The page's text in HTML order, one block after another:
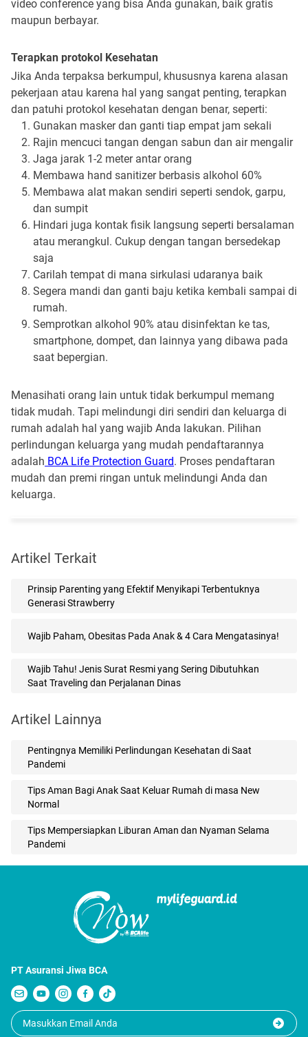
video conference yang bisa Anda gunakan, baik gratis
maupun berbayar.
Terapkan protokol Kesehatan
Jika Anda terpaksa berkumpul, khususnya karena alasan
pekerjaan atau karena hal yang sangat penting, terapkan
dan patuhi protokol kesehatan dengan benar, seperti:
Gunakan masker dan ganti tiap empat jam sekali
Rajin mencuci tangan dengan sabun dan air mengalir
Jaga jarak 1-2 meter antar orang
Membawa hand sanitizer berbasis alkohol 60%
Membawa alat makan sendiri seperti sendok, garpu,
dan sumpit
Hindari juga kontak fisik langsung seperti bersalaman
atau merangkul. Cukup dengan tangan bersedekap
saja
Carilah tempat di mana sirkulasi udaranya baik
Segera mandi dan ganti baju ketika kembali sampai di
rumah.
Semprotkan alkohol 90% atau disinfektan ke tas,
smartphone, dompet, dan lainnya yang dibawa pada
saat bepergian.
Menasihati orang lain untuk tidak berkumpul memang
tidak mudah. Tapi melindungi diri sendiri dan keluarga di
rumah adalah hal yang wajib Anda lakukan. Pilihan
perlindungan keluarga yang mudah pendaftarannya
adalah BCA Life Protection Guard. Proses pendaftaran
mudah dan premi ringan untuk melindungi Anda dan
keluarga.
Artikel Terkait
Prinsip Parenting yang Efektif Menyikapi Terbentuknya
Generasi Strawberry
Wajib Paham, Obesitas Pada Anak & 4 Cara Mengatasinya!
Wajib Tahu! Jenis Surat Resmi yang Sering Dibutuhkan
Saat Traveling dan Perjalanan Dinas
Artikel Lainnya
Pentingnya Memiliki Perlindungan Kesehatan di Saat
Pandemi
Tips Aman Bagi Anak Saat Keluar Rumah di masa New
Normal
Tips Mempersiapkan Liburan Aman dan Nyaman Selama
Pandemi
PT Asuransi Jiwa BCA